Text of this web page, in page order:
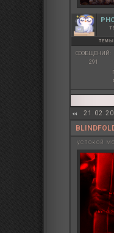
ТЕМЫ
СООБЩЕНИЙ:
291
успокой